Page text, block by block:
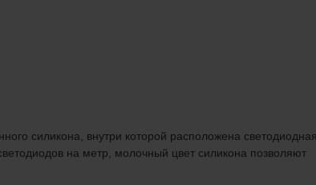
силикона, внутри которой расположена светодиодная
на метр, молочный цвет силикона позволяют